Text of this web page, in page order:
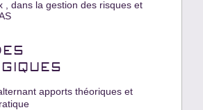
, dans la gestion des risques et
apports théoriques et